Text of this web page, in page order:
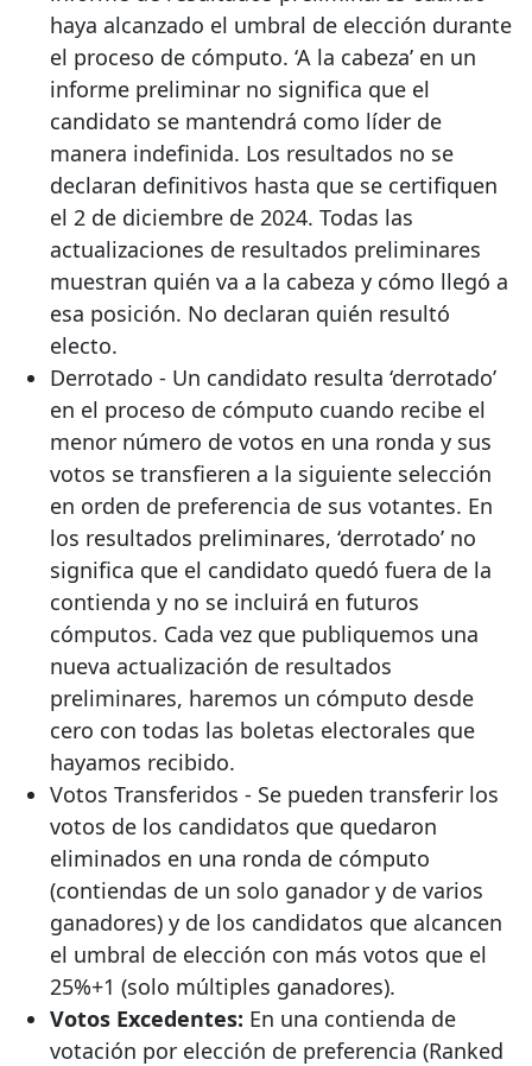
haya alcanzado el umbral de elección durante
el proceso de cómputo. ‘A la cabeza’ en un
informe preliminar no significa que el
candidato se mantendrá como líder de
manera indefinida. Los resultados no se
declaran definitivos hasta que se certifiquen
el 2 de diciembre de 2024. Todas las
actualizaciones de resultados preliminares
muestran quién va a la cabeza y cómo llegó a
esa posición. No declaran quién resultó
electo.
Derrotado - Un candidato resulta ‘derrotado’
en el proceso de cómputo cuando recibe el
menor número de votos en una ronda y sus
votos se transfieren a la siguiente selección
en orden de preferencia de sus votantes. En
los resultados preliminares, ‘derrotado’ no
significa que el candidato quedó fuera de la
contienda y no se incluirá en futuros
cómputos. Cada vez que publiquemos una
nueva actualización de resultados
preliminares, haremos un cómputo desde
cero con todas las boletas electorales que
hayamos recibido.
Votos Transferidos - Se pueden transferir los
votos de los candidatos que quedaron
eliminados en una ronda de cómputo
(contiendas de un solo ganador y de varios
ganadores) y de los candidatos que alcancen
el umbral de elección con más votos que el
25%+1 (solo múltiples ganadores).
Votos Excedentes: En una contienda de
votación por elección de preferencia (Ranked